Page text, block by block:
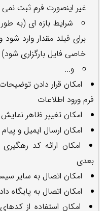
غیر اینصورت فرم ثبت
شرایط بازه ای (به
برای فیلد مقدار وارد
خاصی فایل بارگزاری شود)
و...
فرم ورود اطلاعات
امکان تغییر ظاهر
امکان ارسال ایمیل و پیام
امکان ارائه کد
بعدی
امکان اتصال به سایر
امکان اتصال به پایگاه
امکان استفاده از